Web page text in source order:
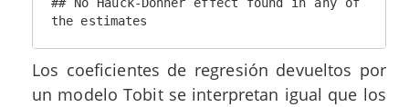
the estimates
Los coeficientes de regresión devueltos por
un modelo Tobit se interpretan igual que los